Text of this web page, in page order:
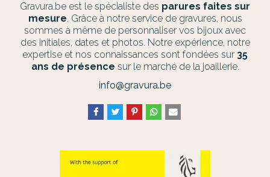
Gravura.be est le spécialiste des parures faites sur
mesure. Grâce à notre service de gravures, nous
sommes à même de personnaliser vos bijoux avec
des initiales, dates et photos. Notre expérience, notre
expertise et nos connaissances sont fondées sur 35
ans de présence sur le marché de la joaillerie.
info@gravura.be